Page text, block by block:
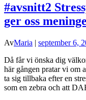
#avsnitt2
ger oss
AvMaria | september 6,
Då får vi önska dig
här gången pratar vi om
ta sig tillbaka efter en
som en zebra och att